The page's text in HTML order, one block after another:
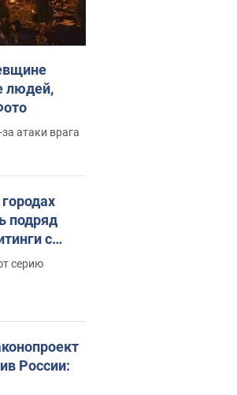
людей,
атаки врага
подряд
с
серию
России: